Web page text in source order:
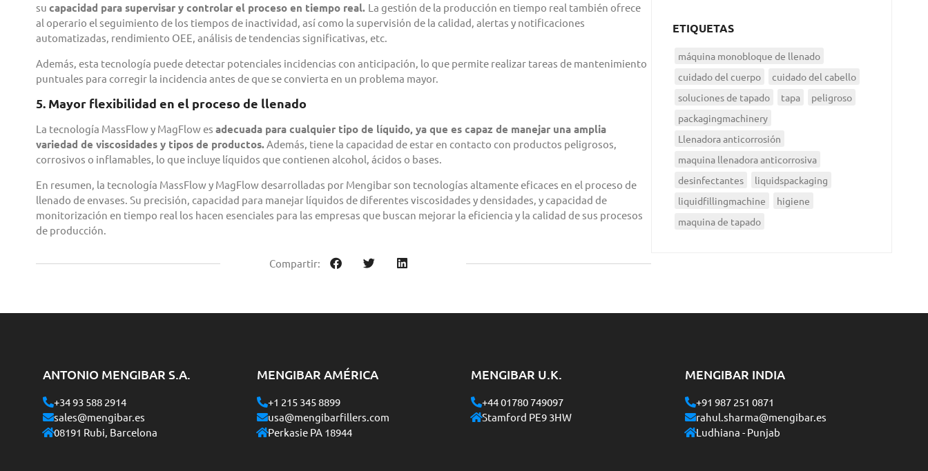
su capacidad para supervisar y controlar el proceso en tiempo real. La gestión de la producción en tiempo real también ofrece
al operario el seguimiento de los tiempos de inactividad, así como la supervisión de la calidad, alertas y notificaciones
automatizadas, rendimiento OEE, análisis de tendencias significativas, etc.
Además, esta tecnología puede detectar potenciales incidencias con anticipación, lo que permite realizar tareas de mantenimiento
puntuales para corregir la incidencia antes de que se convierta en un problema mayor.
5. Mayor flexibilidad en el proceso de llenado
La tecnología MassFlow y MagFlow es adecuada para cualquier tipo de líquido, ya que es capaz de manejar una amplia
variedad de viscosidades y tipos de productos.Además, tiene la capacidad de estar en contacto con productos peligrosos,
corrosivos o inflamables, lo que incluye líquidos que contienen alcohol, ácidos o bases.
En resumen, la tecnología MassFlow y MagFlow desarrolladas por Mengibar son tecnologías altamente eficaces en el proceso de
llenado de envases. Su precisión, capacidad para manejar líquidos de diferentes viscosidades y densidades, y capacidad de
monitorización en tiempo real los hacen esenciales para las empresas que buscan mejorar la eficiencia y la calidad de sus procesos
de producción.
Compartir:
ETIQUETAS
máquina monobloque de llenado
cuidado del cuerpo
cuidado del cabello
soluciones de tapado
tapa
peligroso
packagingmachinery
Llenadora anticorrosión
maquina llenadora anticorrosiva
desinfectantes
liquidspackaging
liquidfillingmachine
higiene
maquina de tapado
ANTONIO MENGIBAR S.A.
+34 93 588 2914
sales@mengibar.es
08191 Rubi, Barcelona
MENGIBAR AMÉRICA
+1 215 345 8899
usa@mengibarfillers.com
Perkasie PA 18944
MENGIBAR U.K.
+44 01780 749097
Stamford PE9 3HW
MENGIBAR INDIA
+91 987 251 0871
rahul.sharma@mengibar.es
Ludhiana - Punjab